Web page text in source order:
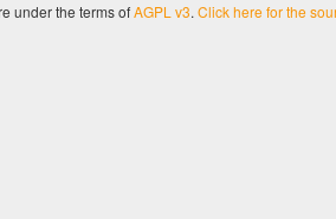
under the terms ofAGPL v3. Click here for the